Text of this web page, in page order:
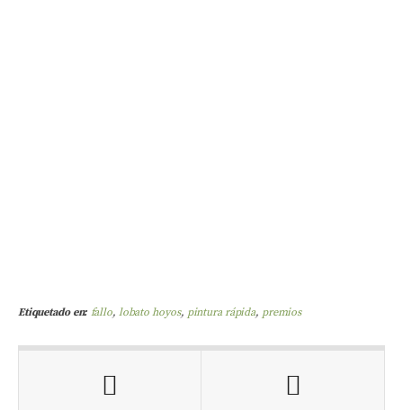
Etiquetado en: fallo, lobato hoyos, pintura rápida, premios